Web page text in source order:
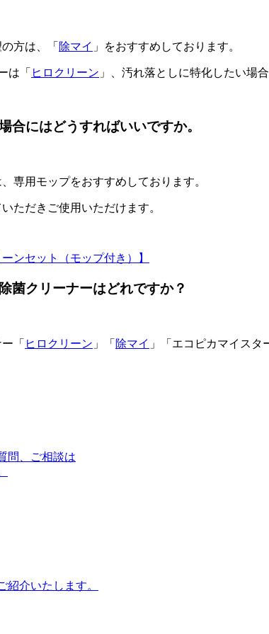
方は、「 除マイ 」をおすすめしております。
は「 ヒロクリーン 」、汚れ落としに特化したい場合
合にはどうすればいいですか。
専用モップをおすすめしております。
ただきご使用いただけます。
ーンセット（モップ付き）】
菌クリーナーはどれですか？
「 ヒロクリーン 」「 除マイ 」「エコピカマイスタ
問、ご相談は
介いたします。